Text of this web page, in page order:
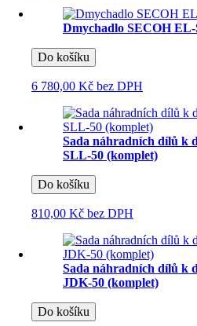
Dmychadlo SECOH EL-
Do košíku
6 780,00 Kč bez DPH
Sada náhradních dílů k
SLL-50 (komplet)
Do košíku
810,00 Kč bez DPH
Sada náhradních dílů k
JDK-50 (komplet)
Do košíku